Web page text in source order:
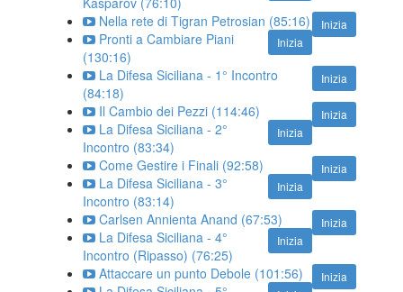
Inizia
Nella rete di Tigran Petrosian (85:16)
Inizia
Pronti a Cambiare Piani
(130:16)
Inizia
La Difesa Siciliana - 1° Incontro
(84:18)
Inizia
Il Cambio dei Pezzi (114:46)
Inizia
La Difesa Siciliana - 2°
Incontro (83:34)
Inizia
Come Gestire i Finali (92:58)
Inizia
La Difesa Siciliana - 3°
Incontro (83:14)
Inizia
Carlsen Annienta Anand (67:53)
Inizia
La Difesa Siciliana - 4°
Incontro (Ripasso) (76:25)
Inizia
Attaccare un punto Debole (101:56)